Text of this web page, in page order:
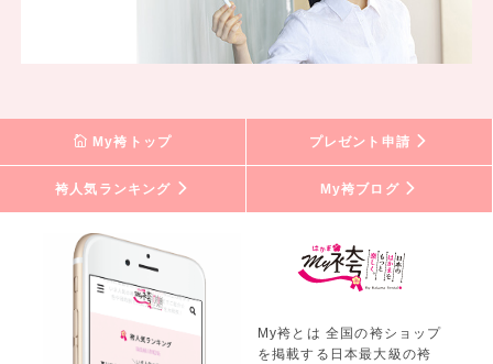
My袴トップ プレゼント申請
袴人気ランキング My袴ブログ
My袴とは 全国の袴ショップ
を掲載する日本最大級の袴